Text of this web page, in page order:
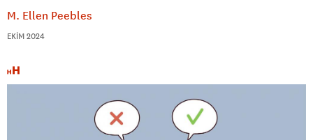
M. Ellen Peebles
EKIM 2024